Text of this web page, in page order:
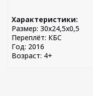
Характеристики:
Размер: 30х24,5х0,5
Переплёт: КБС
Год: 2016
Возраст: 4+